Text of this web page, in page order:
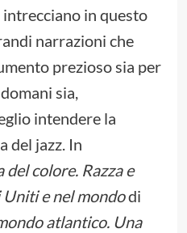
in questo
narrazioni che
prezioso sia per
sia,
intendere la
del jazz. In
colore. Razza e
e nel mondodi
atlantico. Una